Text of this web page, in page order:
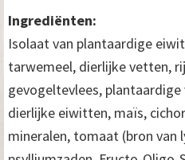
Ingrediënten:
Isolaat van plantaardige
tarwemeel, dierlijke vetten,
gevogeltevlees, plantaardige
dierlijke eiwitten, maïs,
mineralen, tomaat (bron van